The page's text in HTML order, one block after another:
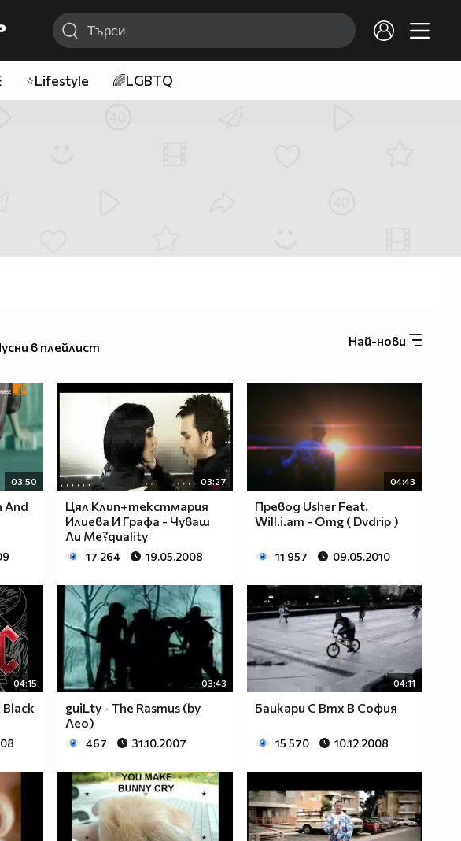
⭐Lifestyle 🌈LGBTQ
в плейлист Най-нови
03:50
And
03:27
Цял Клип+текстмария
Илиева И Графа - Чуваш
Ли Ме?quality
17 264 19.05.2008
04:43
Превод Usher Feat.
Will.i.am - Omg ( Dvdrip )
11 957 09.05.2010
04:15
Black
03:43
guiLty - The Rasmus (by
Лео)
467 31.10.2007
04:11
Баикари С Bmx В София
15 570 10.12.2008